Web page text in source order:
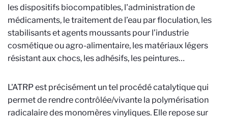
les dispositifs biocompatibles, l'administration de
médicaments, le traitement de l’eau par floculation, les
stabilisants et agents moussants pour l’industrie
cosmétique ou agro-alimentaire, les matériaux légers
résistant aux chocs, les adhésifs, les peintures…
L'ATRP est précisément un tel procédé catalytique qui
permet de rendre contrôlée/vivante la polymérisation
radicalaire des monomères vinyliques. Elle repose sur